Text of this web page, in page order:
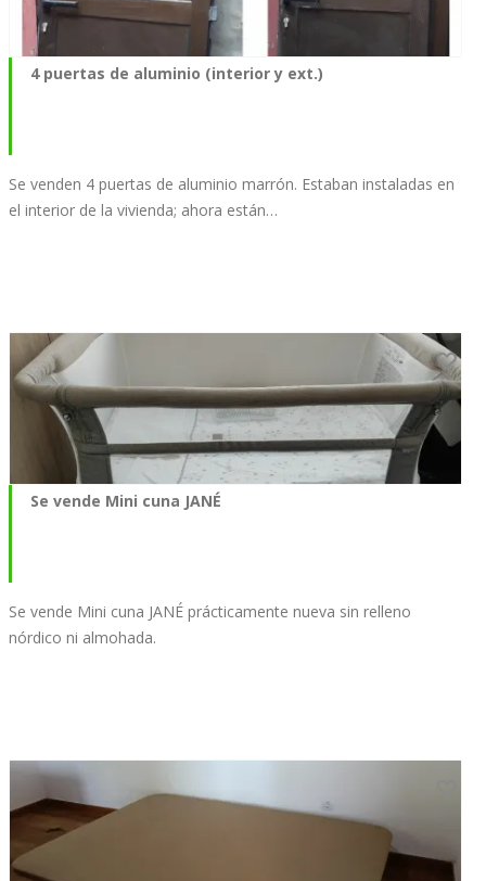
4 puertas de aluminio (interior y ext.)
Se venden 4 puertas de aluminio marrón. Estaban instaladas en
el interior de la vivienda; ahora están…
Se vende Mini cuna JANÉ
Se vende Mini cuna JANÉ prácticamente nueva sin relleno
nórdico ni almohada.